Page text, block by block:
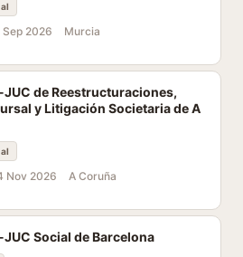
Sep 2026 Murcia
de Reestructuraciones,
y Litigación Societaria de A
Nov 2026 A Coruña
Social de Barcelona